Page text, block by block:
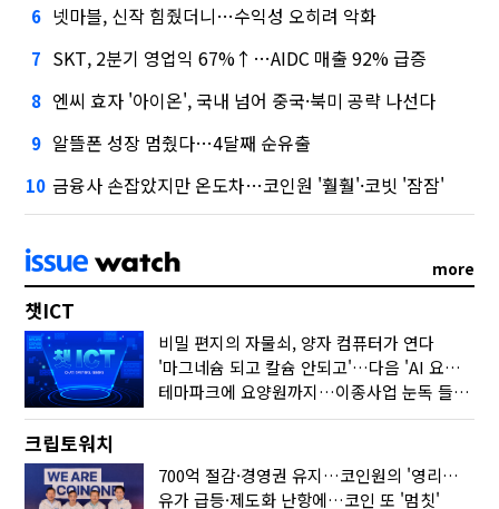
6 넷마블, 신작 힘줬더니…수익성 오히려 악화
7 SKT, 2분기 영업익 67%↑…AIDC 매출 92% 급증
8 엔씨 효자 '아이온', 국내 넘어 중국·북미 공략 나선다
9 알뜰폰 성장 멈췄다…4달째 순유출
10 금융사 손잡았지만 온도차…코인원 '훨훨'·코빗 '잠잠'
more
챗ICT
비밀 편지의 자물쇠, 양자 컴퓨터가 연다
'마그네슘 되고 칼슘 안되고'…다음 'AI 요약' 갈 길은
테마파크에 요양원까지…이종사업 눈독 들이는 게임사
크립토워치
700억 절감·경영권 유지…코인원의 '영리한 딜'
유가 급등·제도화 난항에…코인 또 '멈칫'